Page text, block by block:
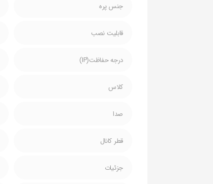
جنس پره
قابلیت نصب
درجه حفاظت(IP)
کلاس
صدا
قطر کانال
جزئیات